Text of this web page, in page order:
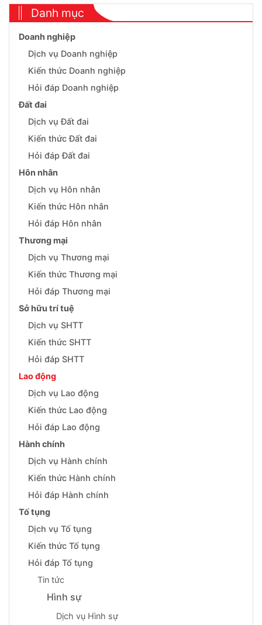
Danh mục
Doanh nghiệp
Dịch vụ Doanh nghiệp
Kiến thức Doanh nghiệp
Hỏi đáp Doanh nghiệp
Đất đai
Dịch vụ Đất đai
Kiến thức Đất đai
Hỏi đáp Đất đai
Hôn nhân
Dịch vụ Hôn nhân
Kiến thức Hôn nhân
Hỏi đáp Hôn nhân
Thương mại
Dịch vụ Thương mại
Kiến thức Thương mại
Hỏi đáp Thương mại
Sở hữu trí tuệ
Dịch vụ SHTT
Kiến thức SHTT
Hỏi đáp SHTT
Lao động
Dịch vụ Lao động
Kiến thức Lao động
Hỏi đáp Lao động
Hành chính
Dịch vụ Hành chính
Kiến thức Hành chính
Hỏi đáp Hành chính
Tố tụng
Dịch vụ Tố tụng
Kiến thức Tố tụng
Hỏi đáp Tố tụng
Tin tức
Hình sự
Dịch vụ Hình sự